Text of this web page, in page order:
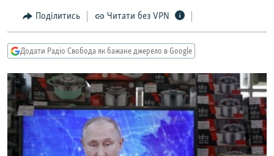
пошукуКУЛЬТУРА
УКРАЇНА
СВІТ
КРИМ.РЕАЛІЇ
СХЕМИ
КИТАЙ.ВИКЛИКИ
МУЛЬТИМЕДІА
ФОТО
СПЕЦПРОЄКТИ
Поділитись Читати без VPN
Додати Радіо Свобода як бажане джерело в Google